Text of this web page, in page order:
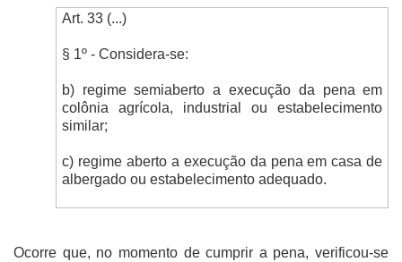
Art. 33 (...)
§ 1º - Considera-se:
b) regime semiaberto a execução da pena em
colônia agrícola, industrial ou estabelecimento
similar;
c) regime aberto a execução da pena em casa de
albergado ou estabelecimento adequado.
Ocorre que, no momento de cumprir a pena, verificou-se